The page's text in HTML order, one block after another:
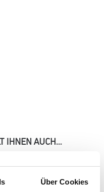
Über Cookies
IHNEN AUCH...